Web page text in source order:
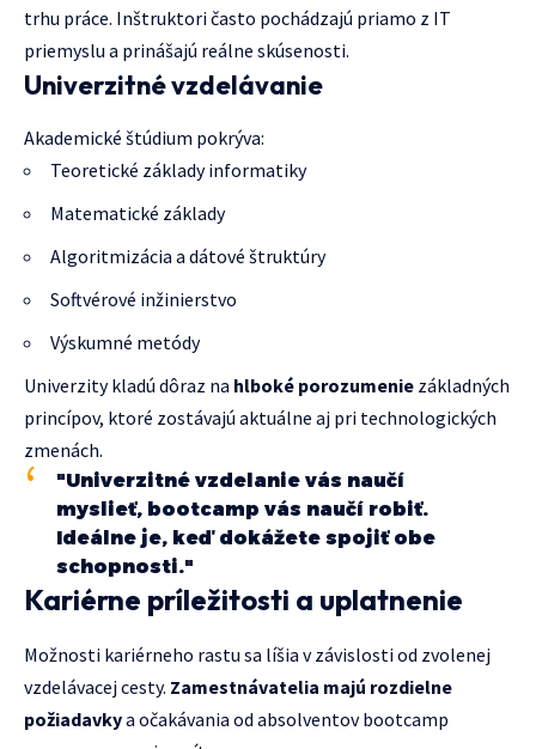
trhu práce. Inštruktori často pochádzajú priamo z IT
priemyslu a prinášajú reálne skúsenosti.
Univerzitné vzdelávanie
Akademické štúdium pokrýva:
Teoretické základy informatiky
Matematické základy
Algoritmizácia a dátové štruktúry
Softvérové inžinierstvo
Výskumné metódy
Univerzity kladú dôraz na hlboké porozumenie základných
princípov, ktoré zostávajú aktuálne aj pri technologických
zmenách.
"Univerzitné vzdelanie vás naučí
myslieť, bootcamp vás naučí robiť.
Ideálne je, keď dokážete spojiť obe
schopnosti."
Kariérne príležitosti a uplatnenie
Možnosti kariérneho rastu sa líšia v závislosti od zvolenej
vzdelávacej cesty. Zamestnávatelia majú rozdielne
požiadavkya očakávania od absolventov bootcamp